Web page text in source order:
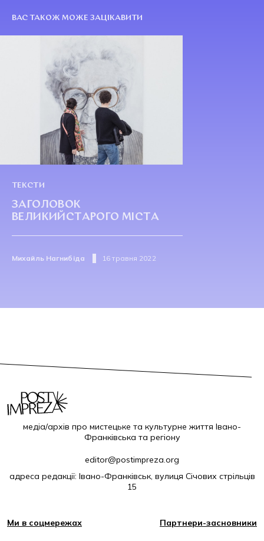
ВАС ТАКОЖ МОЖЕ ЗАЦІКАВИТИ
ТЕКСТИ
ЗАГОЛОВОК
ВЕЛИКИЙСТАРОГО МІСТА
Михайль Нагнибіда 16 травня 2022
медіа/архів про мистецьке та культурне життя Івано-
Франківська та регіону
editor@postimpreza.org
адреса редакції: Івано-Франківськ, вулиця Січових стрільців
15
Ми в соцмережах Партнери-засновники